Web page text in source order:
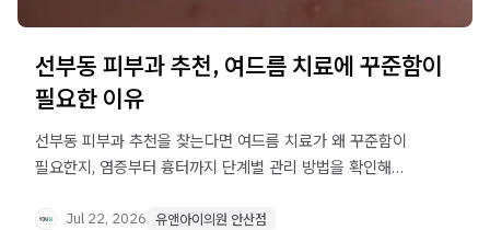
선부동 피부과 추천, 여드름 치료에 꾸준함이
필요한 이유
선부동 피부과 추천을 찾는다면 여드름 치료가 왜 꾸준함이
필요한지, 염증부터 흉터까지 단계별 관리 방법을 확인해
Jul 22, 2026 유앤아이의원 안산점